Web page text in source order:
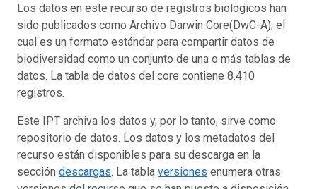
Los datos en este recurso de registros biológicos han
sido publicados como Archivo Darwin Core(DwC-A), el
cual es un formato estándar para compartir datos de
biodiversidad como un conjunto de una o más tablas de
datos. La tabla de datos del core contiene 8.410
registros.
Este IPT archiva los datos y, por lo tanto, sirve como
repositorio de datos. Los datos y los metadatos del
recurso están disponibles para su descarga en la
sección descargas. La tabla versiones enumera otras